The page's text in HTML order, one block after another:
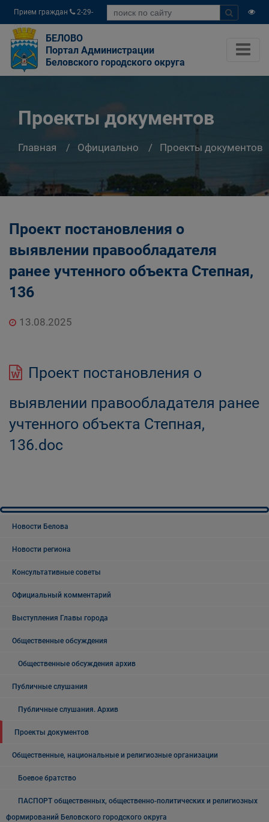
Прием граждан
2-29-
04
БЕЛОВО
Портал Администрации
Беловского городского округа
Проекты документов
Главная Официально Проекты документов
Проект постановления о
выявлении правообладателя
ранее учтенного объекта Степная,
136
13.08.2025
Проект постановления о
выявлении правообладателя ранее
учтенного объекта Степная,
136.doc
Новости Белова
Новости региона
Консультативные советы
Официальный комментарий
Выступления Главы города
Общественные обсуждения
Общественные обсуждения архив
Публичные слушания
Публичные слушания. Архив
Проекты документов
Общественные, национальные и религиозные организации
Боевое братство
ПАСПОРТ общественных, общественно-политических и религиозных
формирований Беловского городского округа